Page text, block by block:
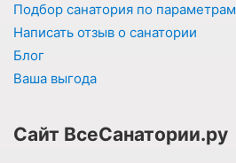
Подбор санатория по параметрам
Написать отзыв о санатории
Блог
Ваша выгода
Сайт ВсеСанатории.ру